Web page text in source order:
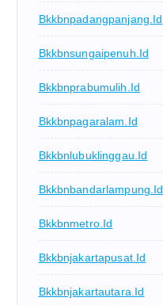
Bkkbnpadangpanjang.id
Bkkbnsungaipenuh.id
Bkkbnprabumulih.id
Bkkbnpagaralam.id
Bkkbnlubuklinggau.id
Bkkbnbandarlampung.id
Bkkbnmetro.id
Bkkbnjakartapusat.id
Bkkbnjakartautara.id